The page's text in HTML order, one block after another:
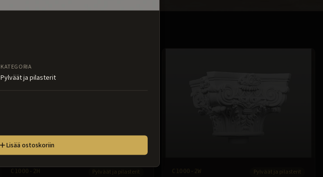
C1000-2H Pylväät ja pilasterit C1000-2W Pylväät ja pilasterit
KATEGORIA
Pylväät ja pilasterit
Lisää ostoskoriin